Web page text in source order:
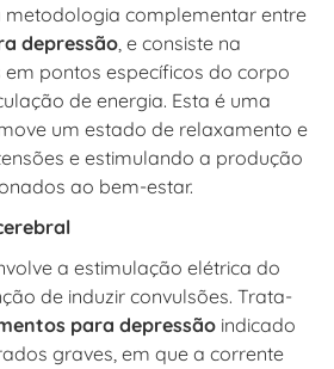
metodologia complementar entre
depressão, e consiste na
pontos específicos do corpo
de energia. Esta é uma
um estado de relaxamento e
e estimulando a produção
ao bem-estar.
a estimulação elétrica do
de induzir convulsões. Trata-
para depressão indicado
graves, em que a corrente